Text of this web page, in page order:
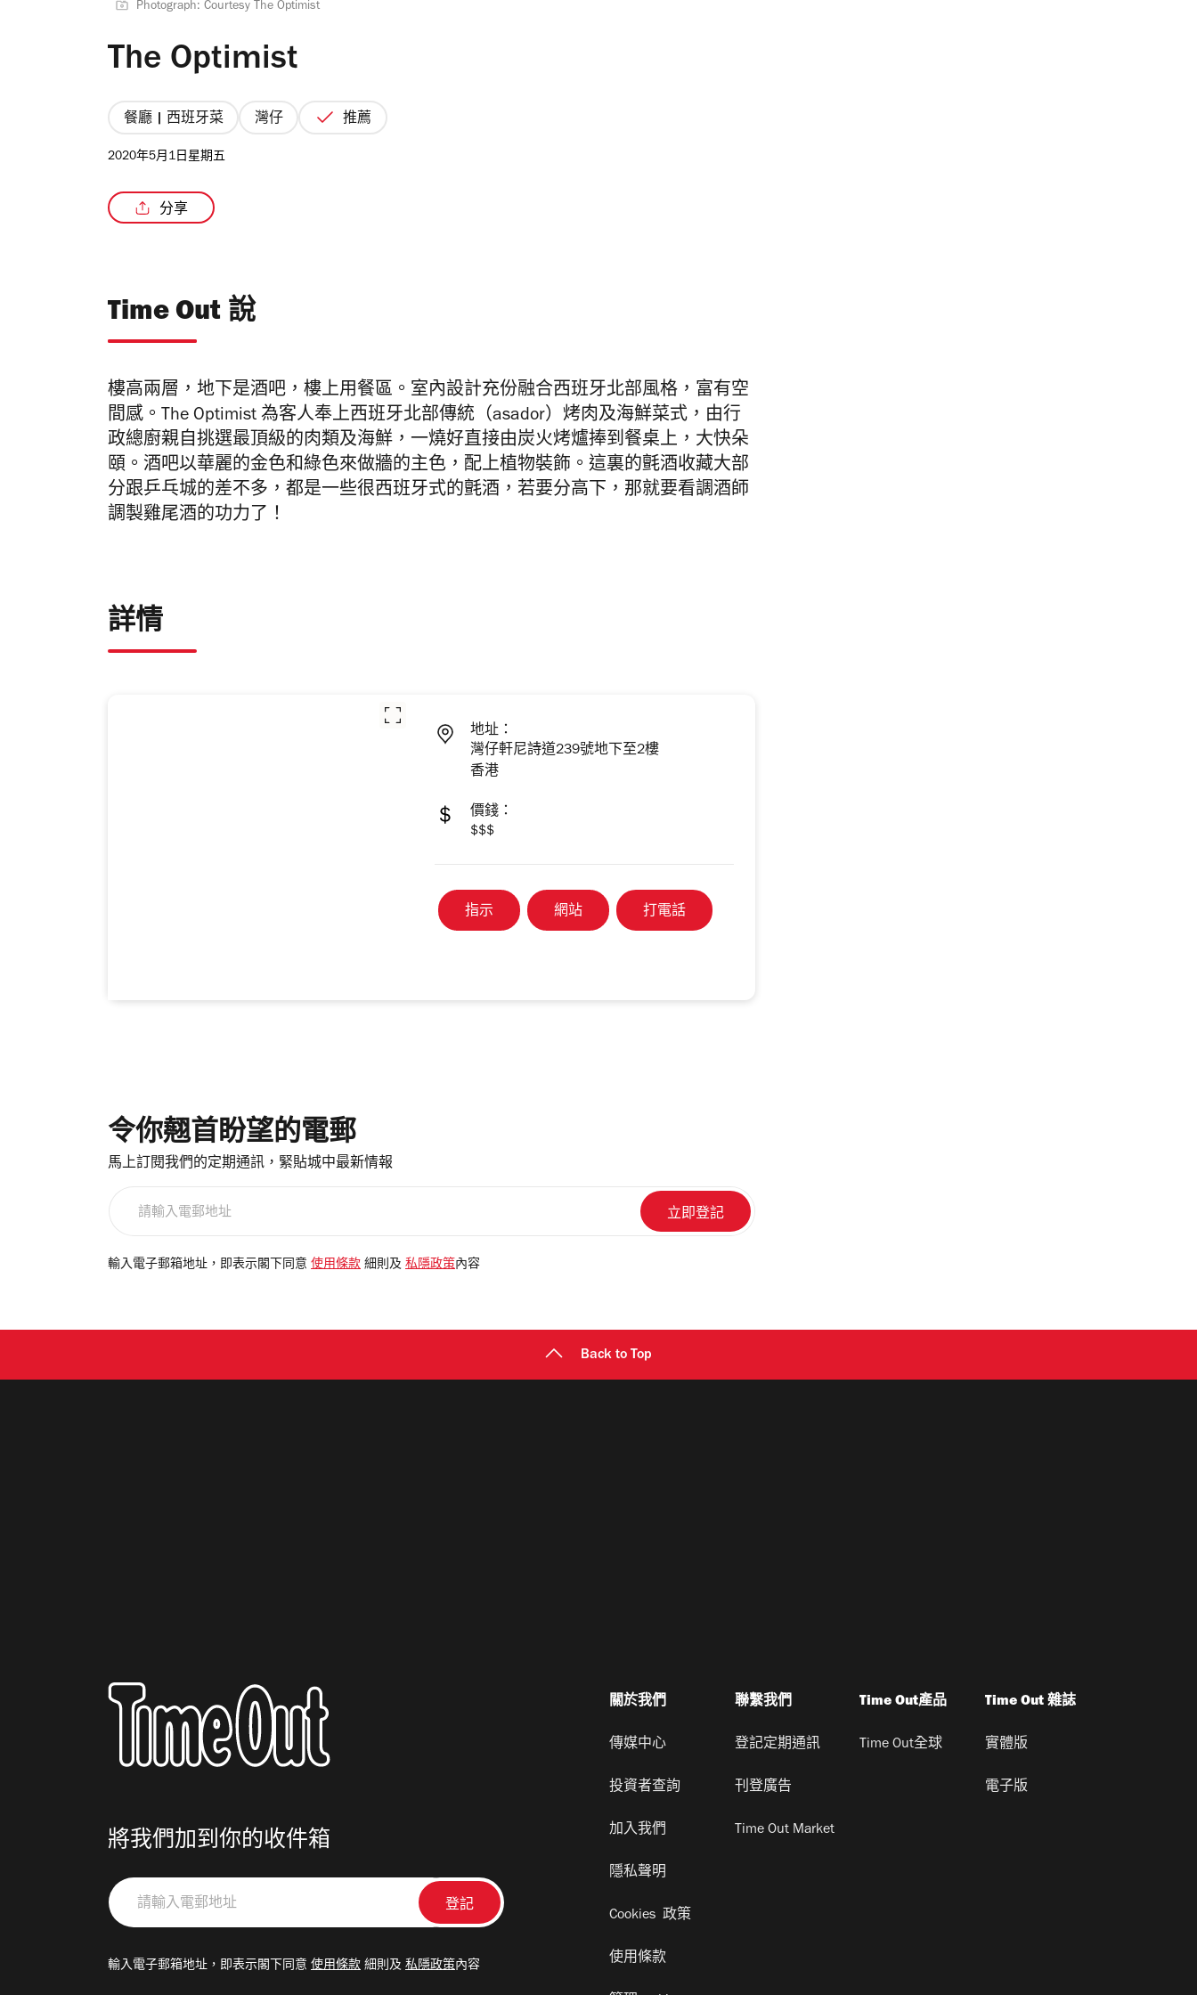
Photograph: Courtesy The Optimist
The Optimist
餐廳 | 西班牙菜 灣仔 推薦
2020年5月1日星期五
分享
Time Out 說
樓高兩層， 地下是酒吧，樓上用餐區。 室內設計充份融合西班牙北部風格，富有空
間感。T he Optimist 為客人奉上西班牙北部傳統（asador）烤肉及海鮮菜式，由行
政總廚親自挑選最頂級的肉類及海鮮，一燒好直接由炭火烤爐捧到餐桌上，大快朵
頤。酒吧以華麗的金色和綠色來做牆的主色，配上植物裝飾。這裏的氈酒收藏大部
分跟乒乓城的差不多，都是一些很西班牙式的氈酒，若要分高下，那就要看調酒師
調製雞尾酒的功力了！
詳情
地址：
灣仔軒尼詩道239號地下至2樓
香港
價錢：
$$$
指示 網站 打電話
令你翹首盼望的電郵
馬上訂閱我們的定期通訊，緊貼城中最新情報
電
輸入電子郵箱地址，即表示閣下同意 使用條款 細則及 私隱政策 內容
Back to Top
將我們加到你的收件箱
請
輸
郵
輸入電子郵箱地址，即表示閣下同意 使用條款 細則及 私隱政策內容
關於我們
傳媒中心
投資者查詢
加入我們
隱私聲明
Cookies 政策
使用條款
聯繫我們
登記定期通訊
刊登廣告
Time Out Market
Time Out產品
Time Out全球
Time Out 雜誌
實體版
電子版